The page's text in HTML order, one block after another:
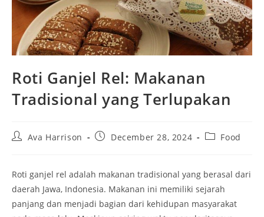
Roti Ganjel Rel: Makanan
Tradisional yang Terlupakan
PostAva Harrison
PostDecember 28, 2024
PostFood
Roti ganjel rel adalah makanan tradisional yang berasal dari
daerah Jawa, Indonesia. Makanan ini memiliki sejarah
panjang dan menjadi bagian dari kehidupan masyarakat